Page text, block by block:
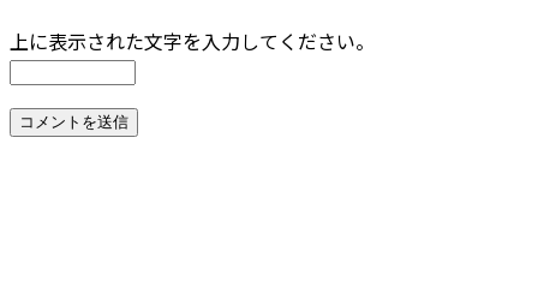
上に表示された文字を入力してください。